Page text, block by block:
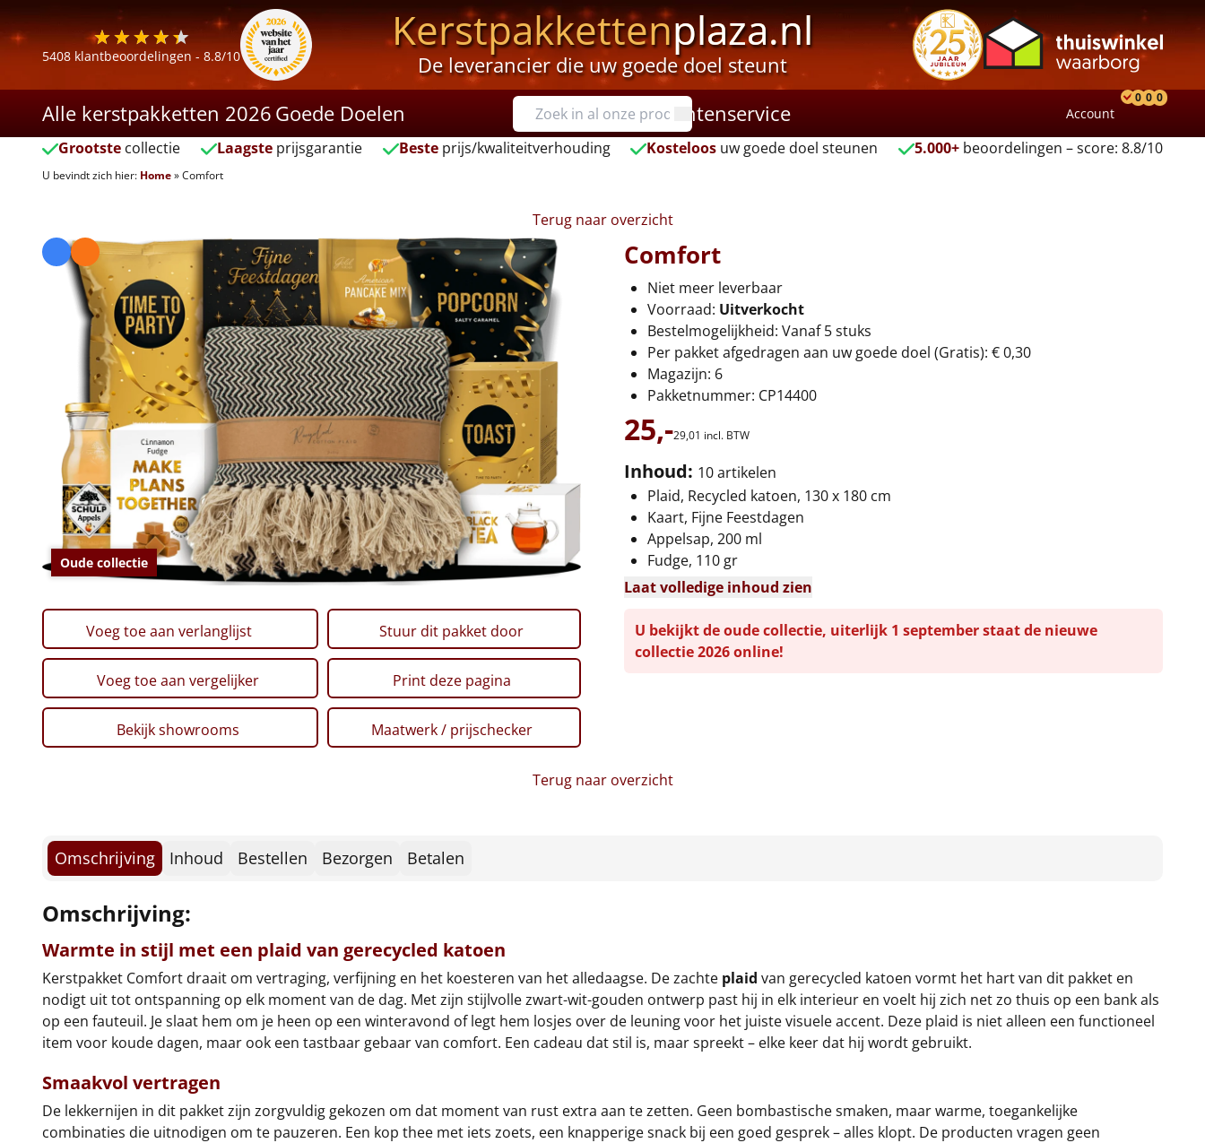
5408 klantbeoordelingen - 8.8/10 Kerstpakkettenplaza.nl
De leverancier die uw goede doel steunt
Alle kerstpakketten 2026 Goede Doelen Klantenservice Account
0 0 0
Grootste collectie Laagsteprijsgarantie Besteprijs/kwaliteitverhouding Kosteloos uw goede doel steunen 5.000+ beoordelingen – score: 8.8/10
U bevindt zich hier: Home»Comfort
Terug naar overzicht
Oude collectie
Comfort
Niet meer leverbaar
Voorraad: Uitverkocht
Bestelmogelijkheid: Vanaf 5 stuks
Per pakket afgedragen aan uw goede doel (Gratis): € 0,30
Magazijn: 6
Pakketnummer: CP14400
25,-29,01 incl. BTW
Inhoud: 10 artikelen
Plaid, Recycled katoen, 130 x 180 cm
Kaart, Fijne Feestdagen
Appelsap, 200 ml
Fudge, 110 gr
Laat volledige inhoud zien
Voeg toe aan verlanglijst Stuur dit pakket door
Voeg toe aan vergelijker Print deze pagina
Bekijk showrooms Maatwerk / prijschecker
U bekijkt de oude collectie, uiterlijk 1 september staat de nieuwe
collectie 2026 online!
Terug naar overzicht
Omschrijving Inhoud Bestellen Bezorgen Betalen
Omschrijving:
Warmte in stijl met een plaid van gerecycled katoen
Kerstpakket Comfort draait om vertraging, verfijning en het koesteren van het alledaagse. De zachte plaid van gerecycled katoen vormt het hart van dit pakket en
nodigt uit tot ontspanning op elk moment van de dag. Met zijn stijlvolle zwart-wit-gouden ontwerp past hij in elk interieur en voelt hij zich net zo thuis op een bank als
op een fauteuil. Je slaat hem om je heen op een winteravond of legt hem losjes over de leuning voor het juiste visuele accent. Deze plaid is niet alleen een functioneel
item voor koude dagen, maar ook een tastbaar gebaar van comfort. Een cadeau dat stil is, maar spreekt – elke keer dat hij wordt gebruikt.
Smaakvol vertragen
De lekkernijen in dit pakket zijn zorgvuldig gekozen om dat moment van rust extra aan te zetten. Geen bombastische smaken, maar warme, toegankelijke
combinaties die uitnodigen om te pauzeren. Een kop thee met iets zoets, een knapperige snack bij een goed gesprek – alles klopt. De producten vragen geen